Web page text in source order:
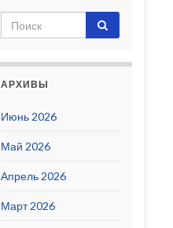
АРХИВЫ
Июнь 2026
Май 2026
Апрель 2026
Март 2026